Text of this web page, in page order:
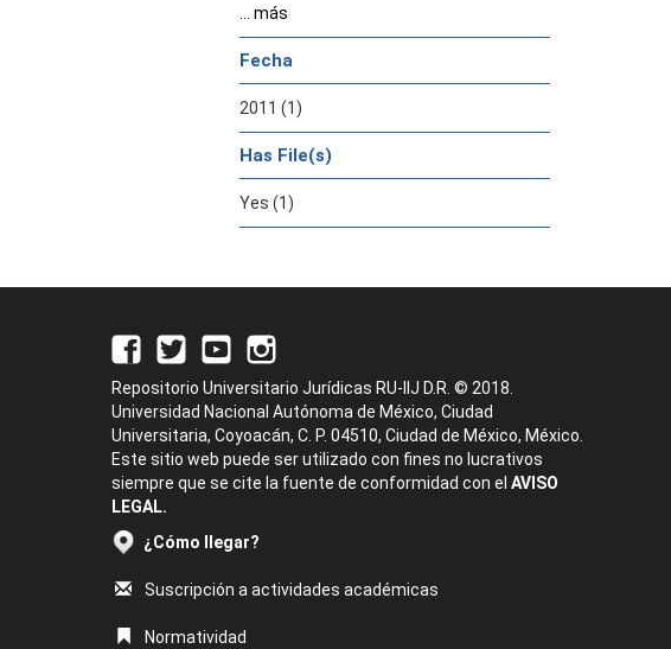
... más
Fecha
2011 (1)
Has File(s)
Yes (1)
Repositorio Universitario Jurídicas RU-IIJ D.R. © 2018.
Universidad Nacional Autónoma de México, Ciudad
Universitaria, Coyoacán, C. P. 04510, Ciudad de México, México.
Este sitio web puede ser utilizado con fines no lucrativos
siempre que se cite la fuente de conformidad con el AVISO
LEGAL.
¿Cómo llegar?
Suscripción a actividades académicas
Normatividad